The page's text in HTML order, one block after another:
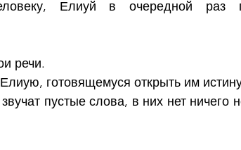
Елиуй в очередной раз
речи.
готовящемуся открыть им
пустые слова, в них нет ничего